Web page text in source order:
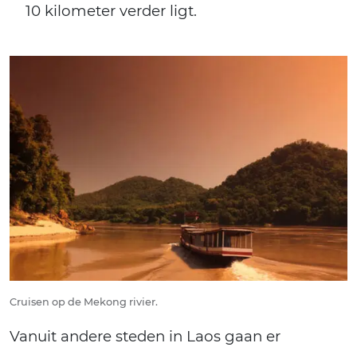
10 kilometer verder ligt.
Cruisen op de Mekong rivier.
Vanuit andere steden in Laos gaan er